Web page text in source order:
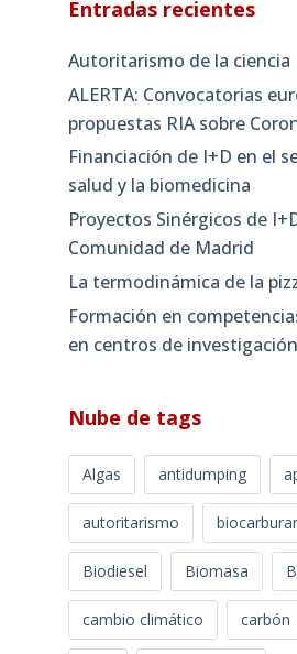
Entradas recientes
Autoritarismo de la ciencia
ALERTA: Convocatorias
propuestas RIA sobre
Financiación de I+D en el
salud y la biomedicina
Proyectos Sinérgicos de
Comunidad de Madrid
La termodinámica de la
Formación en
en centros de investigación
Nube de tags
Algas antidumping
autoritarismo
Biodiesel Biomasa
cambio climático carbón